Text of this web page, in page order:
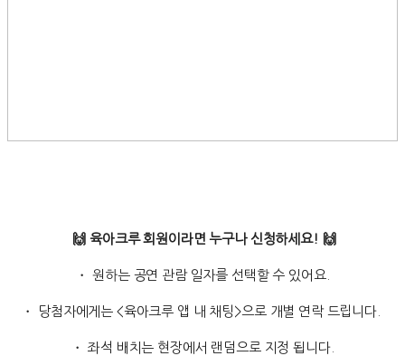
🙌 육아크루 회원이라면 누구나 신청하세요! 🙌
・ 원하는 공연 관람 일자를 선택할 수 있어요.
・ 당첨자에게는 <육아크루 앱 내 채팅>으로 개별 연락 드립니다.
・ 좌석 배치는 현장에서 랜덤으로 지정 됩니다.